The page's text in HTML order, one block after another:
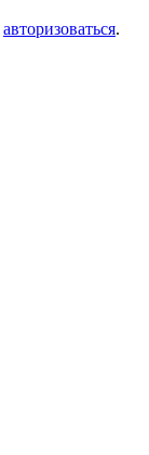
авторизоваться.